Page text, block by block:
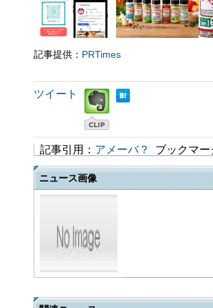
記事提供： PRTimes
ツイート
記事引用： アメーバ？ ブックマー
ニュース画像